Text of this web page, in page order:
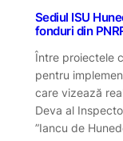
Sediul ISU
fonduri din
Între proiectele
pentru
care vizează
Deva al
”Iancu de